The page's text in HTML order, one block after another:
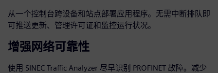
从一个控制台跨设备和站点部署应用程序。无需中断排队即
可推送更新、管理许可证和监控运行状况。
增强网络可靠性
使用 SINEC Traffic Analyzer 尽早识别 PROFINET 故障。减少